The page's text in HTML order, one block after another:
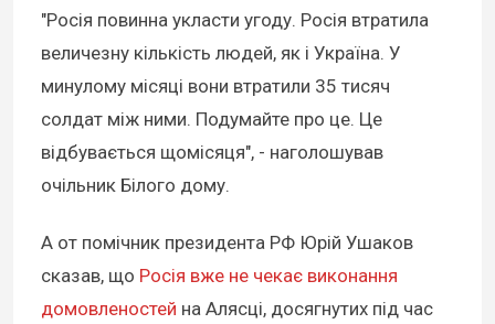
"Росія повинна укласти угоду. Росія втратила
величезну кількість людей, як і Україна. У
минулому місяці вони втратили 35 тисяч
солдат між ними. Подумайте про це. Це
відбувається щомісяця", - наголошував
очільник Білого дому.
А от помічник президента РФ Юрій Ушаков
сказав, що Росія вже не чекає виконання
домовленостей на Алясці, досягнутих під час